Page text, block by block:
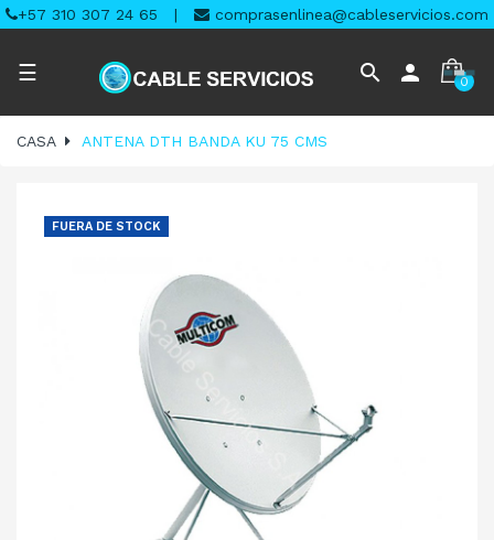
+57 310 307 24 65 | comprasenlinea@cableservicios.com
Navegación
palanca
☰ search person 0
CASA ANTENA DTH BANDA KU 75 CMS
FUERA DE STOCK